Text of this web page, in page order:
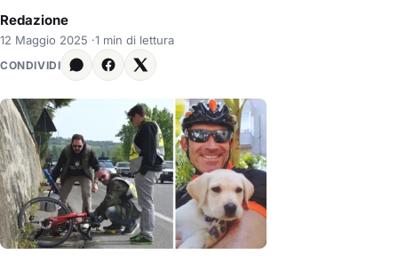
Redazione
12 Maggio 2025 ·1 min di lettura
CONDIVIDI